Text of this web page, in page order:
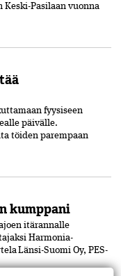
Pasilaan vuonna
fyysiseen
päivälle.
töiden parempaan
kumppani
itärannalle
Harmonia-
Länsi-Suomi Oy, PES-